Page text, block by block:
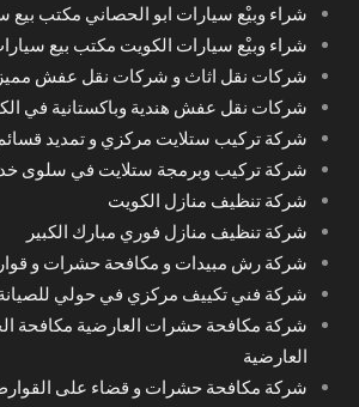
شراء وبيْع سيارات ابو الحصاني مكتب بيع
شراء وبيْع سيارات الكويت مكتب بيع
شركات نقل اثاث و شركات نقل عفش
شركات نقل عفش هندية وباكستانية في
شركة تركيب ستلايت مركزي و تمديد
شركة تركيب وبرمجة ستلايت في سلوى
شركة تنظيف منازل الكويت
شركة تنظيف منازل فوري مبارك الكبير
شركة رش مبيدات و مكافحة حشرات و
شركة فني تكييف مركزي في حولي للصيانة
شركة مكافحة حشرات العارضية مكافحة
العارضية
شركة مكافحة حشرات و قضاء على